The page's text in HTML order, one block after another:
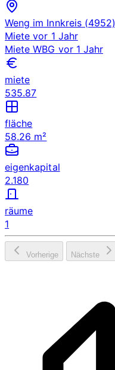
Weng im Innkreis (4952)
Miete vor 1 Jahr
Miete WBG vor 1 Jahr
miete
535.87
fläche
58.26 m²
eigenkapital
2.180
räume
1
Vorherige Nächste